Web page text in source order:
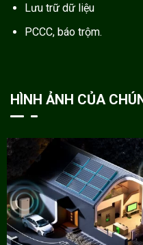
Lưu trữ dữ liệu
PCCC, báo trộm.
HÌNH ẢNH CỦA